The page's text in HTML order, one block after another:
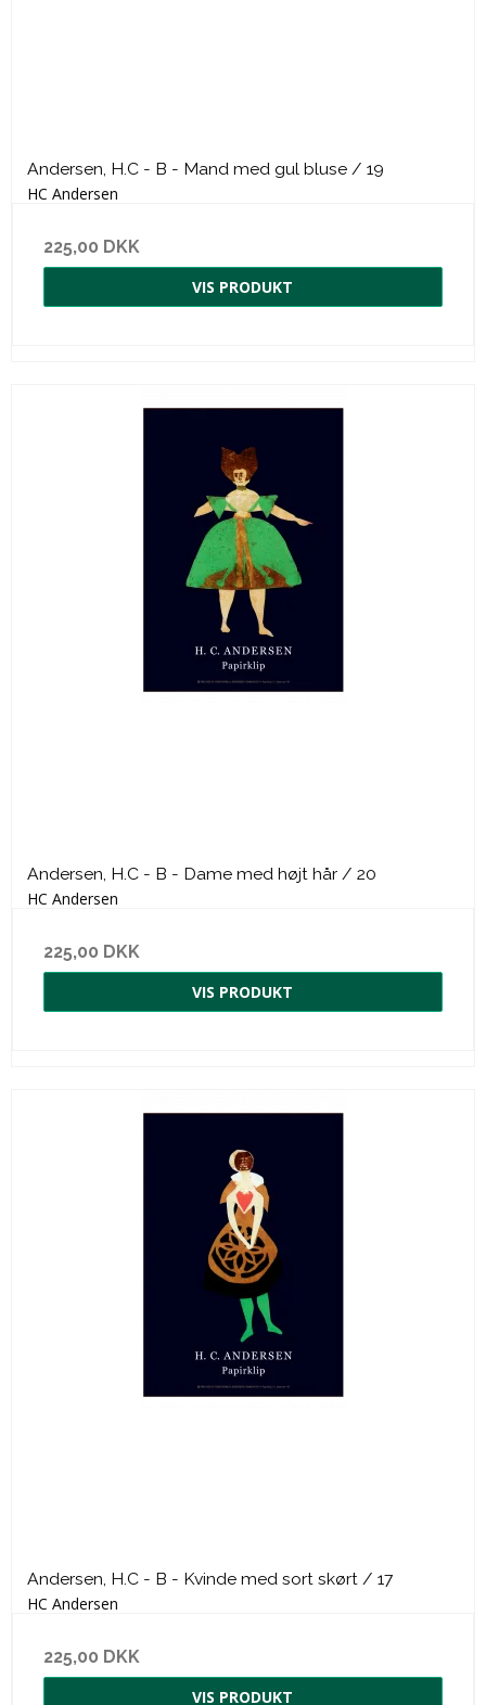
Andersen, H.C - B - Mand med gul bluse / 19
HC Andersen
225,00 DKK
VIS PRODUKT
Andersen, H.C - B - Dame med højt hår / 20
HC Andersen
225,00 DKK
VIS PRODUKT
Andersen, H.C - B - Kvinde med sort skørt / 17
HC Andersen
225,00 DKK
VIS PRODUKT